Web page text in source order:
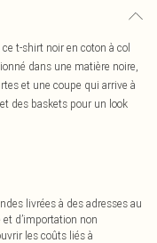
t-shirt noir en coton à col
dans une matière noire,
et une coupe qui arrive à
des baskets pour un look
livrées à des adresses au
d’importation non
les coûts liés à